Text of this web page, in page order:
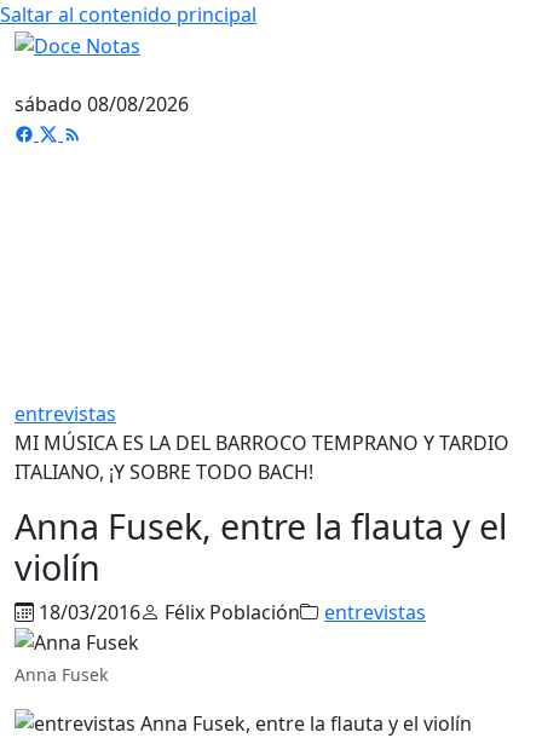
Saltar al contenido principal
sábado 08/08/2026
entrevistas
MI MÚSICA ES LA DEL BARROCO TEMPRANO Y TARDIO
ITALIANO, ¡Y SOBRE TODO BACH!
Anna Fusek, entre la flauta y el
violín
18/03/2016 Félix Población entrevistas
Anna Fusek